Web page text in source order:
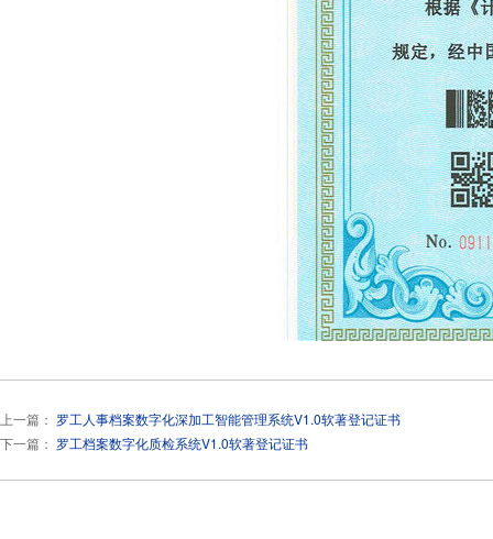
上一篇： 罗工人事档案数字化深加工智能管理系统V1.0软著登记证书
下一篇： 罗工档案数字化质检系统V1.0软著登记证书